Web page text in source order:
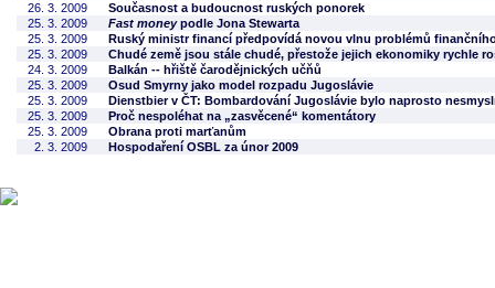
26. 3. 2009
Současnost a budoucnost ruských ponorek
25. 3. 2009
Fast moneypodle Jona Stewarta
25. 3. 2009
Ruský ministr financí předpovídá novou vlnu problémů
25. 3. 2009
Chudé země jsou stále chudé, přestože jejich ekonomiky rychle
24. 3. 2009
Balkán -- hřiště čarodějnických učňů
25. 3. 2009
Osud Smyrny jako model rozpadu Jugoslávie
25. 3. 2009
Dienstbier v ČT: Bombardování Jugoslávie bylo naprosto
25. 3. 2009
Proč nespoléhat na „zasvěcené“ komentátory
25. 3. 2009
Obrana proti marťanům
2. 3. 2009
Hospodaření OSBL za únor 2009